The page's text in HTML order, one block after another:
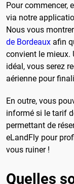
Pour commencer,
via notre
Nous vous
de Bordeaux afin
convient le mieux.
idéal, vous serez
aérienne pour
En outre, vous
informé si le tarif
permettant de
eLandFly pour
vous ruiner !
Quelles